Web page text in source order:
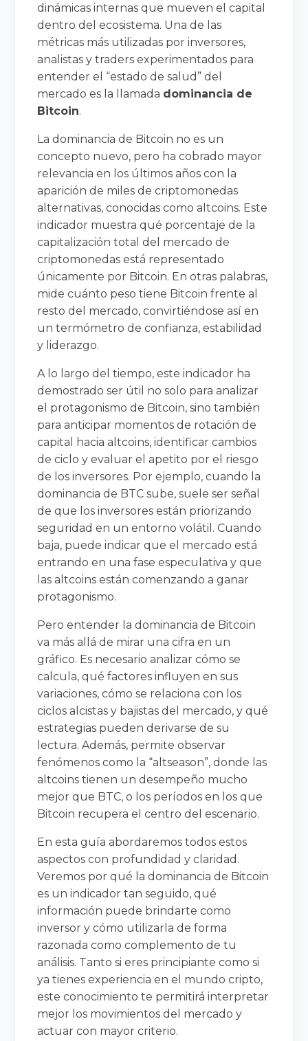
dinámicas internas que mueven el capital
dentro del ecosistema. Una de las
métricas más utilizadas por inversores,
analistas y traders experimentados para
entender el “estado de salud” del
mercado es la llamada dominancia de
Bitcoin.
La dominancia de Bitcoin no es un
concepto nuevo, pero ha cobrado mayor
relevancia en los últimos años con la
aparición de miles de criptomonedas
alternativas, conocidas como altcoins. Este
indicador muestra qué porcentaje de la
capitalización total del mercado de
criptomonedas está representado
únicamente por Bitcoin. En otras palabras,
mide cuánto peso tiene Bitcoin frente al
resto del mercado, convirtiéndose así en
un termómetro de confianza, estabilidad
y liderazgo.
A lo largo del tiempo, este indicador ha
demostrado ser útil no solo para analizar
el protagonismo de Bitcoin, sino también
para anticipar momentos de rotación de
capital hacia altcoins, identificar cambios
de ciclo y evaluar el apetito por el riesgo
de los inversores. Por ejemplo, cuando la
dominancia de BTC sube, suele ser señal
de que los inversores están priorizando
seguridad en un entorno volátil. Cuando
baja, puede indicar que el mercado está
entrando en una fase especulativa y que
las altcoins están comenzando a ganar
protagonismo.
Pero entender la dominancia de Bitcoin
va más allá de mirar una cifra en un
gráfico. Es necesario analizar cómo se
calcula, qué factores influyen en sus
variaciones, cómo se relaciona con los
ciclos alcistas y bajistas del mercado, y qué
estrategias pueden derivarse de su
lectura. Además, permite observar
fenómenos como la “altseason”, donde las
altcoins tienen un desempeño mucho
mejor que BTC, o los períodos en los que
Bitcoin recupera el centro del escenario.
En esta guía abordaremos todos estos
aspectos con profundidad y claridad.
Veremos por qué la dominancia de Bitcoin
es un indicador tan seguido, qué
información puede brindarte como
inversor y cómo utilizarla de forma
razonada como complemento de tu
análisis. Tanto si eres principiante como si
ya tienes experiencia en el mundo cripto,
este conocimiento te permitirá interpretar
mejor los movimientos del mercado y
actuar con mayor criterio.